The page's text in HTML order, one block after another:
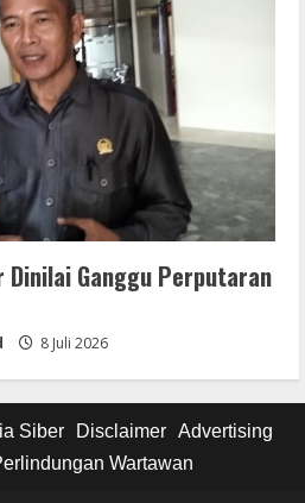
Ganggu Perputaran
8 Juli 2026
Siber Disclaimer Advertising
Wartawan